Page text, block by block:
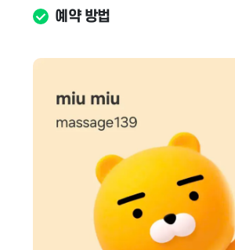
예약 방법